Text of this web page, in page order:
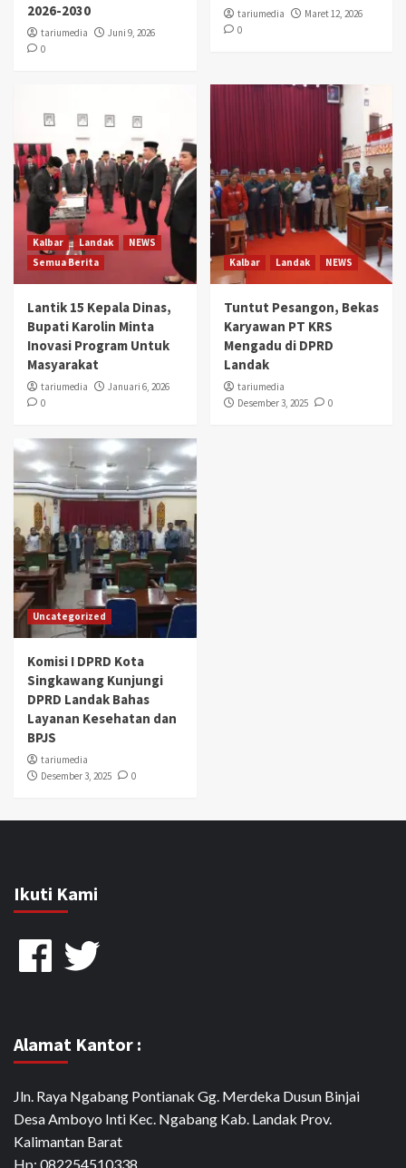
2026-2030
tariumedia
Juni 9, 2026
0
tariumedia
Maret 12, 2026
0
Kalbar Landak
NEWS
Semua Berita
Lantik 15 Kepala Dinas,
Bupati Karolin Minta
Inovasi Program Untuk
Masyarakat
tariumedia
Januari 6, 2026
0
Kalbar Landak NEWS
Tuntut Pesangon, Bekas
Karyawan PT KRS
Mengadu di DPRD
Landak
tariumedia
Desember 3, 2025
0
Uncategorized
Komisi I DPRD Kota
Singkawang Kunjungi
DPRD Landak Bahas
Layanan Kesehatan dan
BPJS
tariumedia
Desember 3, 2025
0
Ikuti Kami
FacebookTwitter
Alamat Kantor :
Jln. Raya Ngabang Pontianak Gg. Merdeka Dusun Binjai
Desa Amboyo Inti Kec. Ngabang Kab. Landak Prov.
Kalimantan Barat
Hp: 082254510338